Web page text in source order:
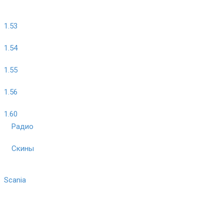
1.53
1.54
1.55
1.56
1.60
Радио
Скины
Scania